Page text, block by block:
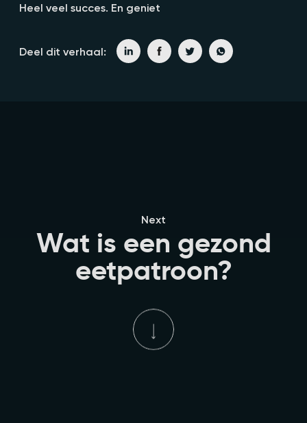
Heel veel succes. En geniet
Deel dit verhaal:
Next
Wat is een gezond
eetpatroon?